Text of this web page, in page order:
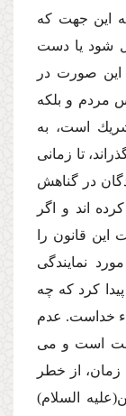
این جهت كه
شود یا دست
صورت در
مردم و بلكه
است، به
تا زمانى
در گناهش
اند و اگر
این قانون را
نمایندگى
كرد كه چه
خداست. عدم
است و مى
زمان، از خطر
السلام)